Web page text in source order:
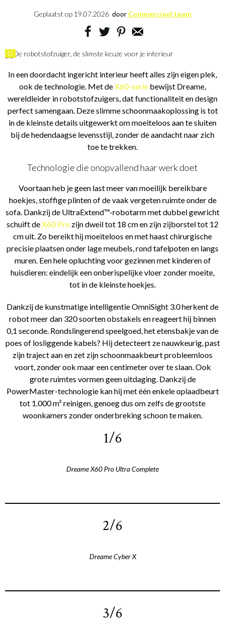
Geplaatst op 19.07.2026 door Commercieel team
©
In een doordacht ingericht interieur heeft alles zijn eigen plek,
ook de technologie. Met deX60-serie bewijst Dreame,
wereldleider in robotstofzuigers, dat functionaliteit en design
perfect samengaan. Deze slimme schoonmaakoplossing is tot
in de kleinste details uitgewerkt om moeiteloos aan te sluiten
bij de hedendaagse levensstijl, zonder de aandacht naar zich
toe te trekken.
Technologie die onopvallend haar werk doet
Voortaan heb je geen last meer van moeilijk bereikbare
hoekjes, stoffige plinten of de vaak vergeten ruimte onder de
sofa. Dankzij de UltraExtend™-robotarm met dubbel gewricht
schuift deX60 Pro zijn dweil tot 18 cm en zijn zijborstel tot 12
cm uit. Zo bereikt hij moeiteloos en met haast chirurgische
precisie plaatsen onder lage meubels, rond tafelpoten en langs
muren. Een hele opluchting voor gezinnen met kinderen of
huisdieren: eindelijk een onberispelijke vloer zonder moeite,
tot in de kleinste hoekjes.
Dankzij de kunstmatige intelligentie OmniSight 3.0 herkent de
robot meer dan 320 soorten obstakels en reageert hij binnen
0,1 seconde. Rondslingerend speelgoed, het etensbakje van de
poes of losliggende kabels? Hij detecteert ze nauwkeurig, past
zijn traject aan en zet zijn schoonmaakbeurt probleemloos
voort, zonder ook maar een centimeter over te slaan. Ook
grote ruimtes vormen geen uitdaging. Dankzij de
PowerMaster-technologie kan hij met één enkele oplaadbeurt
tot 1.000 m² reinigen, genoeg dus om zelfs de grootste
woonkamers zonder onderbreking schoon te maken.
1/6
Dreame X60 Pro Ultra Complete
2/6
Dreame Cyber X
3/6